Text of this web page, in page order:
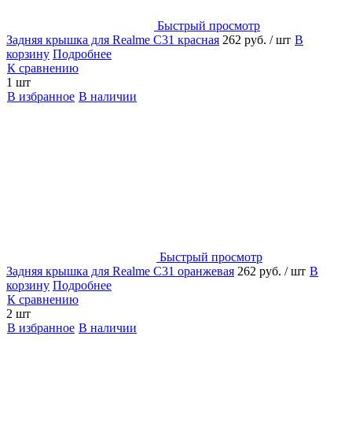
Быстрый просмотр
Задняя крышка для Realme C31 красная 262 руб. / шт В
корзину Подробнее
К сравнению
1 шт
В избранное В наличии
Быстрый просмотр
Задняя крышка для Realme C31 оранжевая 262 руб. / шт В
корзину Подробнее
К сравнению
2 шт
В избранное В наличии